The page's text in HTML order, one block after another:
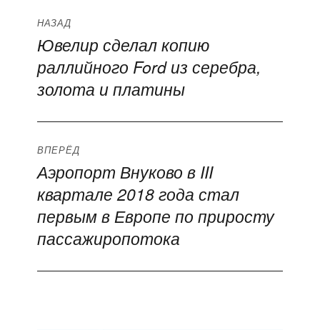
Навигация
по
записям
НАЗАД
Предыдущая
запись:
Ювелир сделал копию
раллийного Ford из серебра,
золота и платины
ВПЕРЁД
Следующая
запись:
Аэропорт Внуково в III
квартале 2018 года стал
первым в Европе по приросту
пассажиропотока